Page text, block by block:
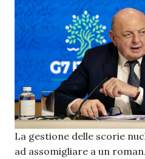
La gestione delle scorie
ad assomigliare a un